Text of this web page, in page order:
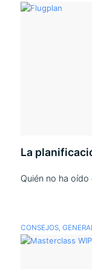
La
Quién no ha
CONSEJOS,